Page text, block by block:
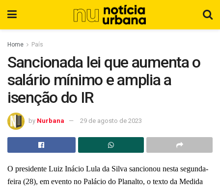
Home País
Sancionada lei que aumenta o
salário mínimo e amplia a
isenção do IR
by Nurbana 29 de agosto de 2023
O presidente Luiz Inácio Lula da Silva sancionou nesta segunda-
feira (28), em evento no Palácio do Planalto, o texto da Medida